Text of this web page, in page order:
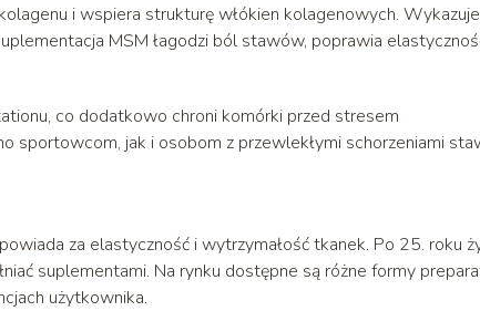
i wspiera strukturę włókien kolagenowych. Wykazuje
MSM łagodzi ból stawów, poprawia
co dodatkowo chroni komórki przed stresem
sportowcom, jak i osobom z przewlekłymi schorzeniami
za elastyczność i wytrzymałość tkanek. Po 25. roku
suplementami. Na rynku dostępne są różne formy
użytkownika.